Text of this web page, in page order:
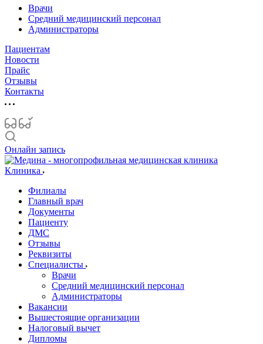
Врачи
Средний медицинский персонал
Администраторы
Пациентам
Новости
Прайс
Отзывы
Контакты
Онлайн запись
Клиника
Филиалы
Главный врач
Документы
Пациенту
ДМС
Отзывы
Реквизиты
Специалисты
Врачи
Средний медицинский персонал
Администраторы
Вакансии
Вышестоящие организации
Налоговый вычет
Дипломы